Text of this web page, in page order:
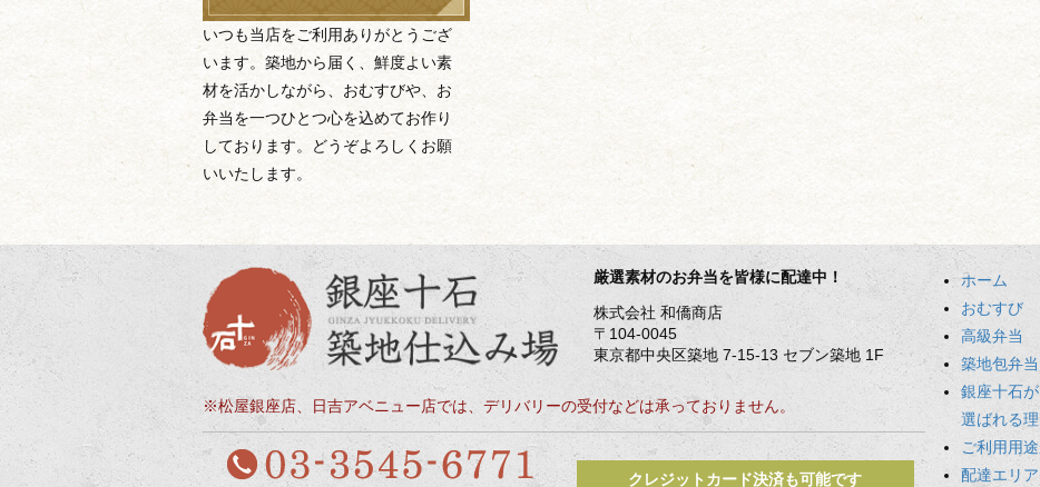
いつも当店をご利用ありがとうござ
います。築地から届く、鮮度よい素
材を活かしながら、おむすびや、お
弁当を一つひとつ心を込めてお作り
しております。どうぞよろしくお願
いいたします。
厳選素材のお弁当を皆様に配達中！
株式会社 和僑商店
〒104-0045
東京都中央区築地 7-15-13 セブン築地 1F
※松屋銀座店、日吉アベニュー店では、デリバリーの受付などは承っておりません。
クレジットカード決済も可能です
ホーム
おむすび
高級弁当
築地包弁当
銀座十石が
選ばれる
ご利用用
配達エリ